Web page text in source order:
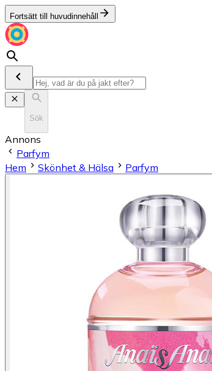
Fortsätt till huvudinnehåll
Sök
Annons
Parfym
Hem
Skönhet & Hälsa Parfym